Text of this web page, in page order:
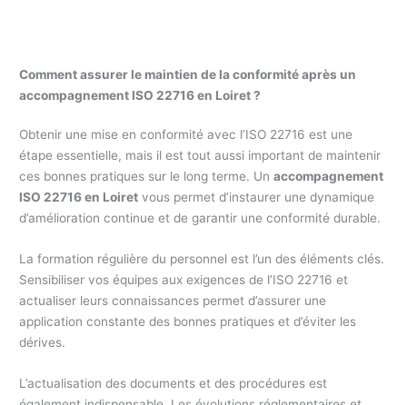
Comment assurer le maintien de la conformité après un
accompagnement ISO 22716 en Loiret ?
Obtenir une mise en conformité avec l’ISO 22716 est une
étape essentielle, mais il est tout aussi important de maintenir
ces bonnes pratiques sur le long terme. Unaccompagnement
ISO 22716 en Loiret vous permet d’instaurer une dynamique
d’amélioration continue et de garantir une conformité durable.
La formation régulière du personnel est l’un des éléments clés.
Sensibiliser vos équipes aux exigences de l’ISO 22716 et
actualiser leurs connaissances permet d’assurer une
application constante des bonnes pratiques et d’éviter les
dérives.
L’actualisation des documents et des procédures est